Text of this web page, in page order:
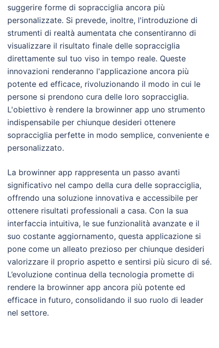
suggerire forme di sopracciglia ancora più
personalizzate. Si prevede, inoltre, l'introduzione di
strumenti di realtà aumentata che consentiranno di
visualizzare il risultato finale delle sopracciglia
direttamente sul tuo viso in tempo reale. Queste
innovazioni renderanno l'applicazione ancora più
potente ed efficace, rivoluzionando il modo in cui le
persone si prendono cura delle loro sopracciglia.
L'obiettivo è rendere la browinner app uno strumento
indispensabile per chiunque desideri ottenere
sopracciglia perfette in modo semplice, conveniente e
personalizzato.
La browinner app rappresenta un passo avanti
significativo nel campo della cura delle sopracciglia,
offrendo una soluzione innovativa e accessibile per
ottenere risultati professionali a casa. Con la sua
interfaccia intuitiva, le sue funzionalità avanzate e il
suo costante aggiornamento, questa applicazione si
pone come un alleato prezioso per chiunque desideri
valorizzare il proprio aspetto e sentirsi più sicuro di sé.
L’evoluzione continua della tecnologia promette di
rendere la browinner app ancora più potente ed
efficace in futuro, consolidando il suo ruolo di leader
nel settore.